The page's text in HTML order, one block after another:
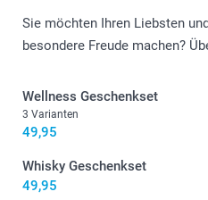
Sie möchten Ihren Liebsten
besondere Freude machen?
Wellness Geschenkset
3 Varianten
49,95
Whisky Geschenkset
49,95